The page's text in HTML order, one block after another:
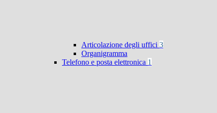
Articolazione degli uffici 3
Organigramma
Telefono e posta elettronica 1